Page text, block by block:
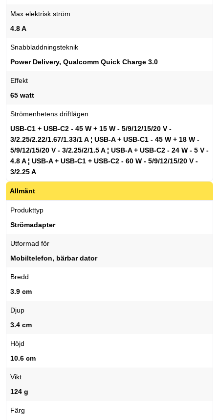
Max elektrisk ström
4.8 A
Snabbladdningsteknik
Power Delivery, Qualcomm Quick Charge 3.0
Effekt
65 watt
Strömenhetens driftlägen
USB-C1 + USB-C2 - 45 W + 15 W - 5/9/12/15/20 V -
3/2.25/2.22/1.67/1.33/1 A ¦ USB-A + USB-C1 - 45 W + 18 W -
5/9/12/15/20 V - 3/2.25/2/1.5 A ¦ USB-A + USB-C2 - 24 W - 5 V -
4.8 A ¦ USB-A + USB-C1 + USB-C2 - 60 W - 5/9/12/15/20 V -
3/2.25 A
Allmänt
Produkttyp
Strömadapter
Utformad för
Mobiltelefon, bärbar dator
Bredd
3.9 cm
Djup
3.4 cm
Höjd
10.6 cm
Vikt
124 g
Färg